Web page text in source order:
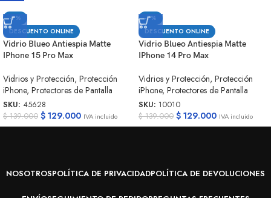
-7%
DESCUENTO ONLINE
Vidrio Blueo Antiespia Matte
IPhone 15 Pro Max
Vidrios y Protección, Protección
iPhone, Protectores de Pantalla
SKU: 45628
$139.000 $ 129.000 IVA incluido
-7%
DESCUENTO ONLINE
Vidrio Blueo Antiespia Matte
IPhone 14 Pro Max
Vidrios y Protección, Protección
iPhone, Protectores de Pantalla
SKU: 10010
$139.000 $ 129.000 IVA incluido
NOSOTROSPOLÍTICA DE PRIVACIDADPOLÍTICA DE DEVOLUCIONES